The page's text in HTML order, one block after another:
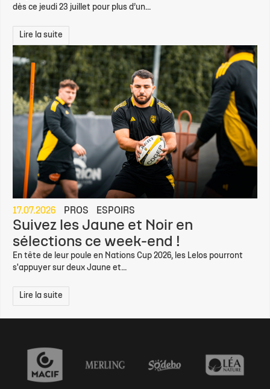
dès ce jeudi 23 juillet pour plus d’un...
Lire la suite
17.07.2026 PROS ESPOIRS
Suivez les Jaune et Noir en
sélections ce week-end !
En tête de leur poule en Nations Cup 2026, les Lelos pourront
s'appuyer sur deux Jaune et...
Lire la suite